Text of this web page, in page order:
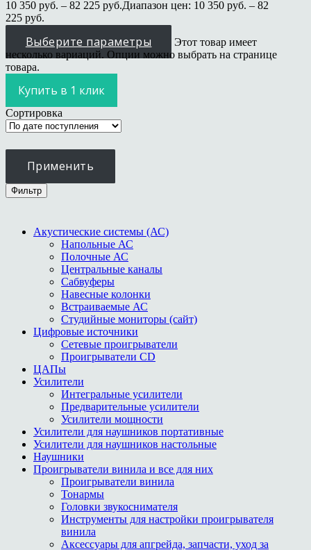
10 350 руб. – 82 225 руб.Диапазон цен: 10 350 руб. – 82
225 руб.
Выберите параметры
Этот товар имеет
несколько вариаций. Опции можно выбрать на странице
товара.
Купить в 1 клик
Сортировка
Применить
Фильтр
Акустические системы (АС)
Напольные АС
Полочные АС
Центральные каналы
Сабвуферы
Навесные колонки
Встраиваемые АС
Студийные мониторы (сайт)
Цифровые источники
Сетевые проигрыватели
Проигрыватели СD
ЦАПы
Усилители
Интегральные усилители
Предварительные усилители
Усилители мощности
Усилители для наушников портативные
Усилители для наушников настольные
Наушники
Проигрыватели винила и все для них
Проигрыватели винила
Тонармы
Головки звукоснимателя
Инструменты для настройки проигрывателя
винила
Аксессуары для апгрейда, запчасти, уход за